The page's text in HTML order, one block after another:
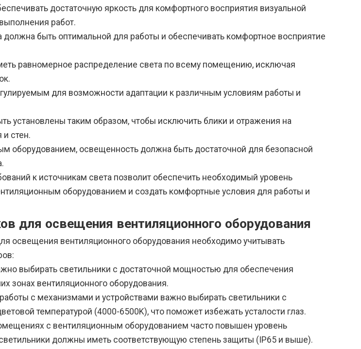
достаточную яркость для комфортного восприятия визуальной
работ.
должна быть оптимальной для работы и обеспечивать комфортное восприятие
равномерное распределение света по всему помещению, исключая
для возможности адаптации к различным условиям работы и
установлены таким образом, чтобы исключить блики и отражения на
и стен.
оборудованием, освещенность должна быть достаточной для безопасной
к источникам света позволит обеспечить необходимый уровень
оборудованием и создать комфортные условия для работы и
для освещения вентиляционного оборудования
освещения вентиляционного оборудования необходимо учитывать
выбирать светильники с достаточной мощностью для обеспечения
зонах вентиляционного оборудования.
с механизмами и устройствами важно выбирать светильники с
температурой (4000-6500K), что поможет избежать усталости глаз.
с вентиляционным оборудованием часто повышен уровень
должны иметь соответствующую степень защиты (IP65 и выше).